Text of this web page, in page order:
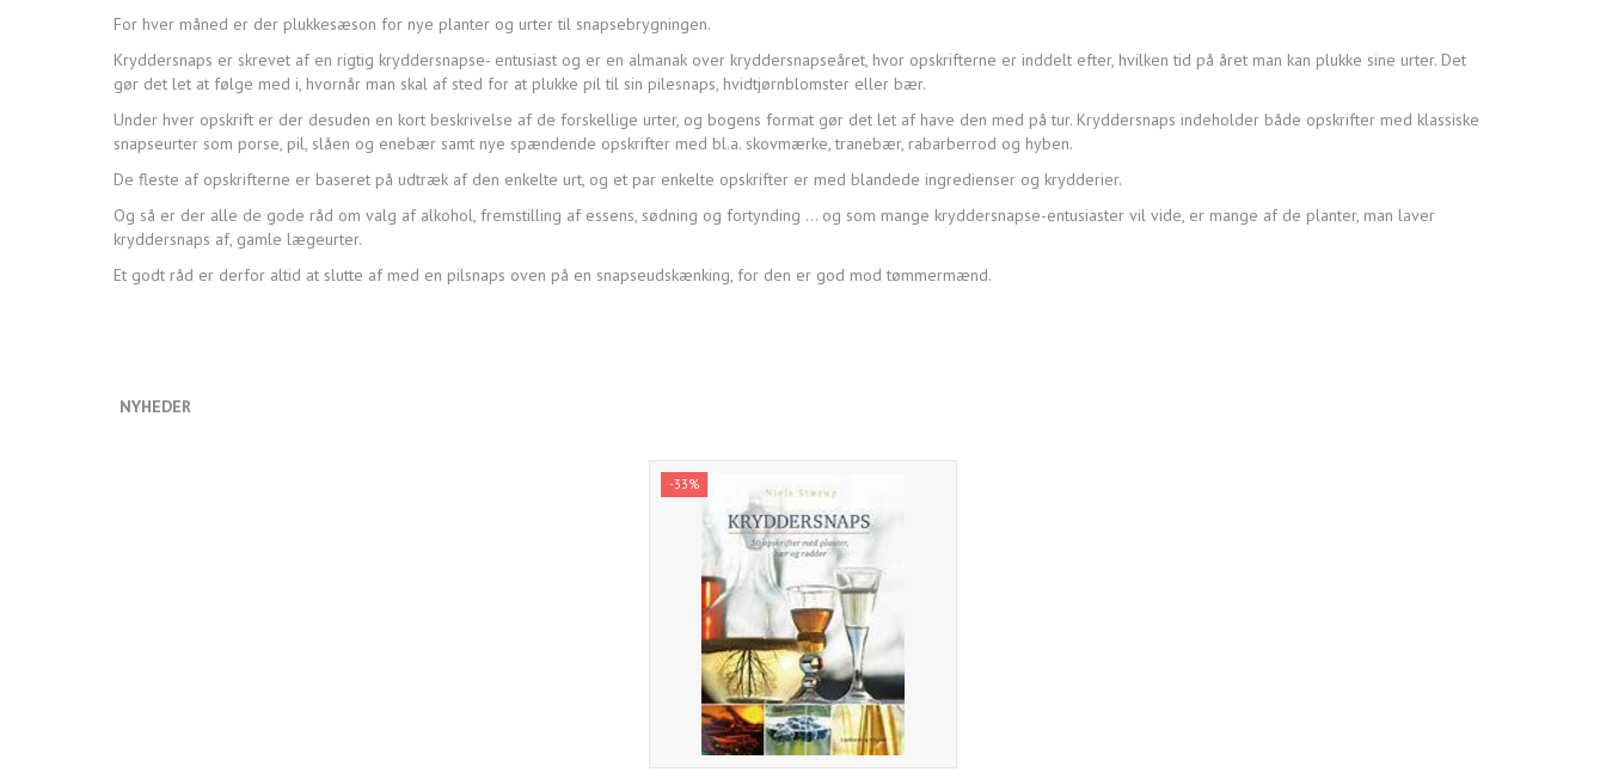
For hver måned er der plukkesæson for nye planter og urter til snapsebrygningen.
Kryddersnaps er skrevet af en rigtig kryddersnapse- entusiast og er en almanak over kryddersnapseåret, hvor opskrifterne er inddelt efter, hvilken tid på året man kan plukke sine urter. Det
gør det let at følge med i, hvornår man skal af sted for at plukke pil til sin pilesnaps, hvidtjørnblomster eller bær.
Under hver opskrift er der desuden en kort beskrivelse af de forskellige urter, og bogens format gør det let af have den med på tur. Kryddersnaps indeholder både opskrifter med klassiske
snapseurter som porse, pil, slåen og enebær samt nye spændende opskrifter med bl.a. skovmærke, tranebær, rabarberrod og hyben.
De fleste af opskrifterne er baseret på udtræk af den enkelte urt, og et par enkelte opskrifter er med blandede ingredienser og krydderier.
Og så er der alle de gode råd om valg af alkohol, fremstilling af essens, sødning og fortynding … og som mange kryddersnapse-entusiaster vil vide, er mange af de planter, man laver
kryddersnaps af, gamle lægeurter.
Et godt råd er derfor altid at slutte af med en pilsnaps oven på en snapseudskænking, for den er god mod tømmermænd.
NYHEDER
-33%